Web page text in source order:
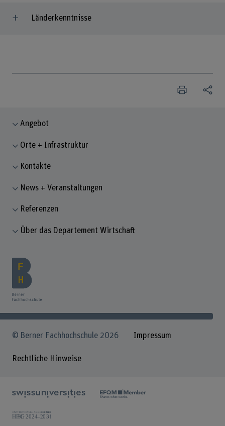
Länderkenntnisse
Angebot
Orte + Infrastruktur
Kontakte
News + Veranstaltungen
Referenzen
Über das Departement Wirtschaft
© Berner Fachhochschule 2026 Impressum
Rechtliche Hinweise